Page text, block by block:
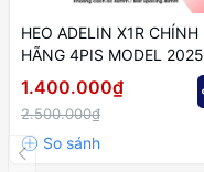
HEO ADELIN X1R CHÍNH
HÃNG 4PIS MODEL 2025
1.400.000₫
2.500.000₫